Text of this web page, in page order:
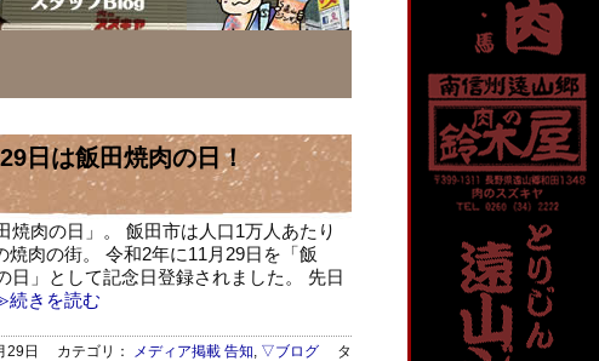
日は飯田焼肉の日！
焼肉の日」。 飯田市は人口1万人あたり
焼肉の街。 令和2年に11月29日を「飯
日」として記念日登録されました。 先日
きを読む
29日 カテゴリ： メディア掲載 告知, ▽ブログ タ